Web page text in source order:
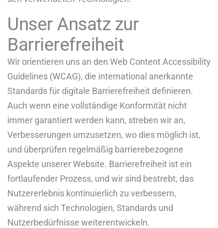
Unser Ansatz zur
Barrierefreiheit
Wir orientieren uns an den Web Content Accessibility
Guidelines (WCAG), die international anerkannte
Standards für digitale Barrierefreiheit definieren.
Auch wenn eine vollständige Konformität nicht
immer garantiert werden kann, streben wir an,
Verbesserungen umzusetzen, wo dies möglich ist,
und überprüfen regelmäßig barrierebezogene
Aspekte unserer Website. Barrierefreiheit ist ein
fortlaufender Prozess, und wir sind bestrebt, das
Nutzererlebnis kontinuierlich zu verbessern,
während sich Technologien, Standards und
Nutzerbedürfnisse weiterentwickeln.